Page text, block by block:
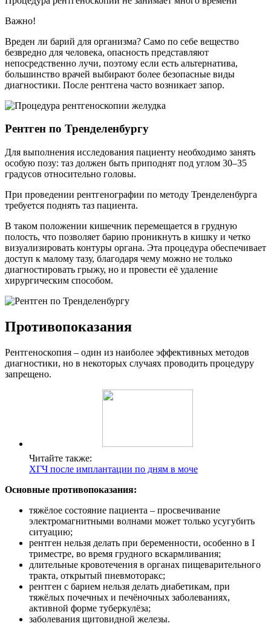
Важно!
Вреден ли барий для организма? Само по себе вещество
безвредно для человека, опасность представляют
непосредственно лучи, поэтому если есть альтернатива,
большинство врачей выбирают более безопасные виды
диагностики. После рентгена часто возникает запор.
Рентген по Тренделенбургу
Для выполнения исследования пациенту необходимо занять
особую позу: таз должен быть приподнят под углом 30–35
градусов относительно головы.
При проведении рентгенографии по методу Тренделенбурга
требуется поднять таз пациента.
В таком положении кишечник перемещается в грудную
полость, что позволяет барию проникнуть в кишку и четко
визуализировать контуры органа. Эта процедура обеспечивает
доступ к малому тазу, благодаря чему можно не только
диагностировать грыжу, но и провести её удаление
хирургическим способом.
Противопоказания
Рентгеноскопия – один из наиболее эффективных методов
диагностики, но в некоторых случаях проводить процедуру
запрещено.
Читайте также:
ХГЧ после имплантации по дням в моче
Основные противопоказания:
тяжёлое состояние пациента – просвечивание
электромагнитными волнами может только усугубить
ситуацию;
рентген нельзя делать при беременности, особенно в I
триместре, во время грудного вскармливания;
длительные кровотечения в органах пищеварительного
тракта, открытый пневмоторакс;
рентген с барием нельзя делать диабетикам, при
тяжёлых почечных и печёночных заболеваниях,
активной форме туберкулёза;
заболевания щитовидной железы.